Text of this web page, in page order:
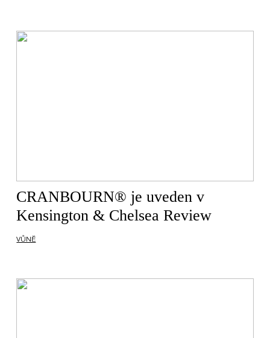
CRANBOURN® je uveden v
Kensington & Chelsea Review
VŮNĚ